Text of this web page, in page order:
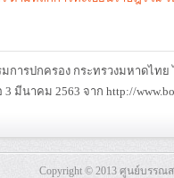
การปกครอง กระทรวงมหาดไ
มีนาคม 2563 จาก http://
Copyright © 2013 ศูนย์บรร